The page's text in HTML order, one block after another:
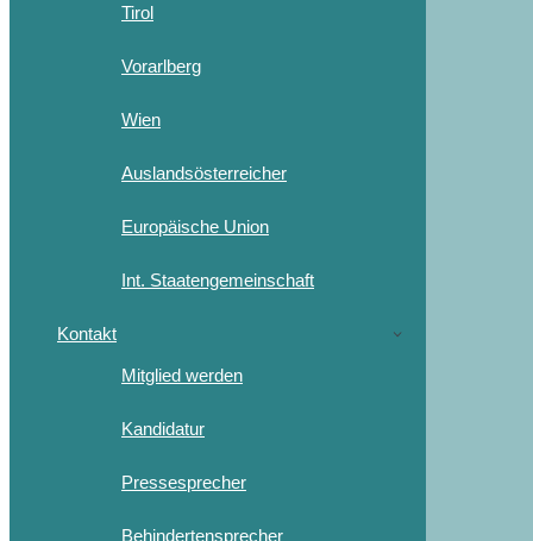
Tirol
Vorarlberg
Wien
Auslandsösterreicher
Europäische Union
Int. Staatengemeinschaft
Kontakt
Mitglied werden
Kandidatur
Pressesprecher
Behindertensprecher